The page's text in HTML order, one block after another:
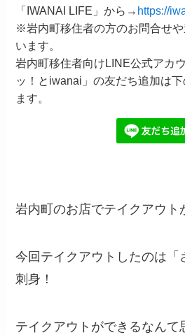
「IWANAI LIFE」から→ https://
※岩内町移住者の方のお問合せ
います。
岩内町移住者向けLINE公式アカ
ッ！とiwanai」の友だち追加は
ます。
岩内町のお店でテイクアウト
今回テイクアウトしたのは「
刺身！
テイクアウトができるなんて